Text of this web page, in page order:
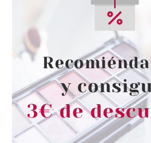
TABAC
TABAC ORIGINAL SHAVING
CREAM CREMA DE AFEITAR
100 G.
Pvr 14.50€
-72%
desde
3.99€